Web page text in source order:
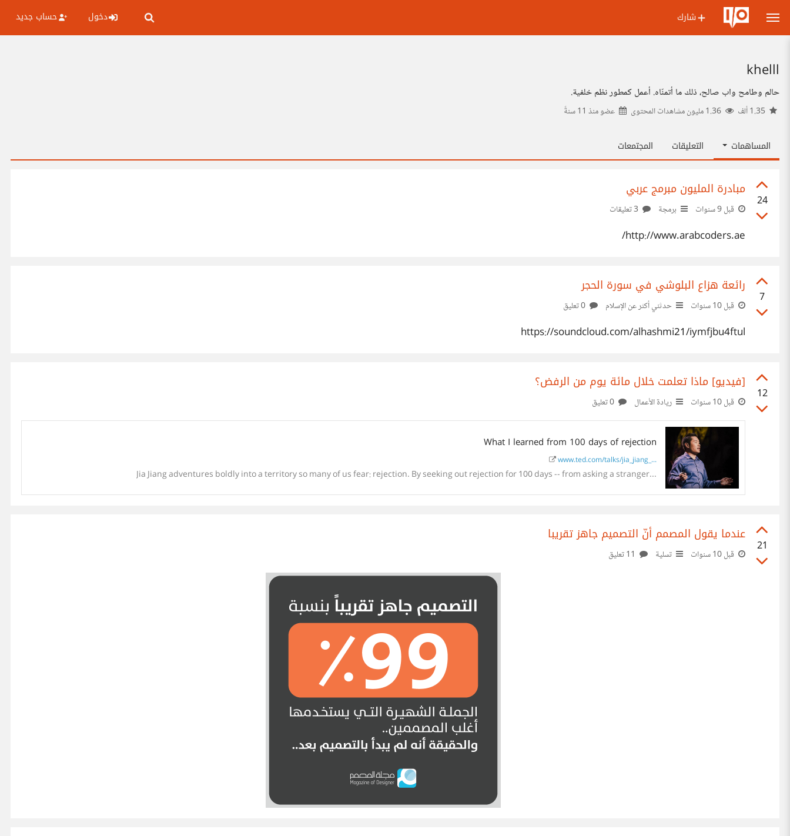
شارك دخول حساب جديد
khelll
حالم وطامح واب صالح، ذلك ما أتمنّاه. أعمل كمطور نظم خلفية.
عضو منذ 11 سنةً
المساهمات التعليقات المجتمعات
24
مبادرة المليون مبرمج عربي
قبل 9 سنوات برمجة
http://www.arabcoders.ae/
7
رائعة هزاع البلوشي في سورة الحجر
قبل 10 سنوات حدثني أكثر عن الإسلام
https://soundcloud.com/alhashmi21/iymfjbu4ftul
12
[فيديو] ماذا تعلمت خلال مائة يوم من الرفض؟
قبل 10 سنوات ريادة الأعمال
What I learned from 100 days of rejection
www.ted.com/talks/jia_jiang_...
Jia Jiang adventures boldly into a territory so many of us fear: rejection. By seeking out rejection for 100 days -- from asking a stranger...
21
عندما يقول المصمم أنّ التصميم جاهز تقريبا
قبل 10 سنوات تسلية